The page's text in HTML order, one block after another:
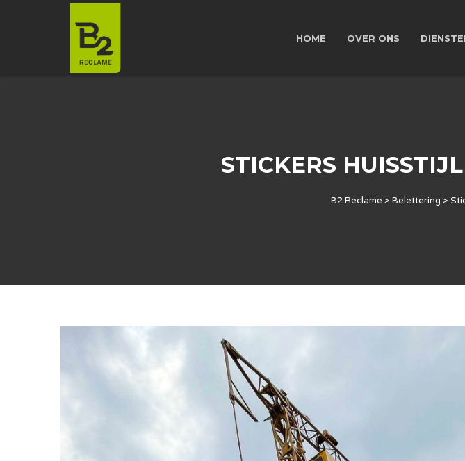
HOME OVER ONS
STICKERS
B2 Reclame > Belettering >